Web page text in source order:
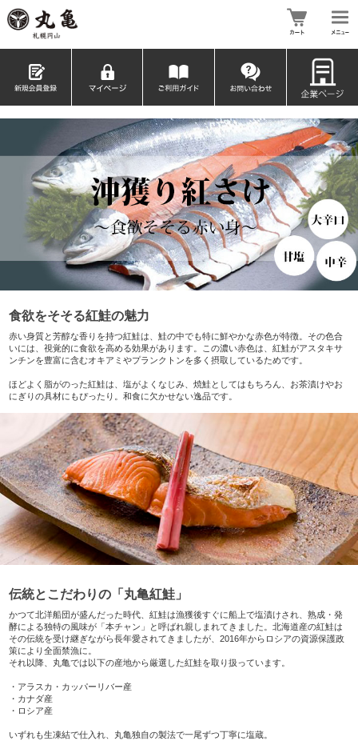
食欲をそそる紅鮭の魅力
赤い身質と芳醇な香りを持つ紅鮭は、鮭の中でも特に鮮やかな赤色が特徴。その色合
いには、視覚的に食欲を高める効果があります。この濃い赤色は、紅鮭がアスタキサ
ンチンを豊富に含むオキアミやプランクトンを多く摂取しているためです。
ほどよく脂がのった紅鮭は、塩がよくなじみ、焼鮭としてはもちろん、お茶漬けやお
にぎりの具材にもぴったり。和食に欠かせない逸品です。
伝統とこだわりの「丸亀紅鮭」
かつて北洋船団が盛んだった時代、紅鮭は漁獲後すぐに船上で塩漬けされ、熟成・発
酵による独特の風味が「本チャン」と呼ばれ親しまれてきました。北海道産の紅鮭は
その伝統を受け継ぎながら長年愛されてきましたが、2016年からロシアの資源保護政
策により全面禁漁に。
それ以降、丸亀では以下の産地から厳選した紅鮭を取り扱っています。
・アラスカ・カッパーリバー産
・カナダ産
・ロシア産
いずれも生凍結で仕入れ、丸亀独自の製法で一尾ずつ丁寧に塩蔵。